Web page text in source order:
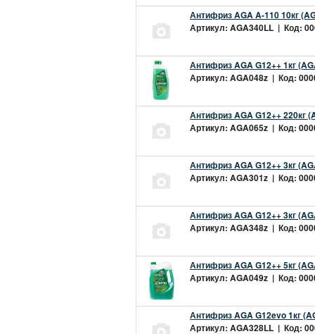
Антифриз AGA A-110 10кг
Артикул: AGA340LL | Код:
Антифриз AGA G12++ 1кг
Артикул: AGA048z | Код:
Антифриз AGA G12++ 220кг
Артикул: AGA065z | Код:
Антифриз AGA G12++ 3кг
Артикул: AGA301z | Код:
Антифриз AGA G12++ 3кг
Артикул: AGA348z | Код:
Антифриз AGA G12++ 5кг
Артикул: AGA049z | Код:
Антифриз AGA G12evo 1кг
Артикул: AGA328LL | Код: